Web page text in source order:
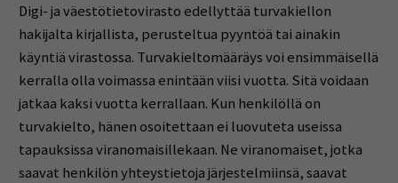
Digi- ja väestötietovirasto edellyttää turvakiellon
hakijalta kirjallista, perusteltua pyyntöä tai ainakin
käyntiä virastossa. Turvakieltomääräys voi ensimmäisellä
kerralla olla voimassa enintään viisi vuotta. Sitä voidaan
jatkaa kaksi vuotta kerrallaan. Kun henkilöllä on
turvakielto, hänen osoitettaan ei luovuteta useissa
tapauksissa viranomaisillekaan. Ne viranomaiset, jotka
saavat henkilön yhteystietoja järjestelmiinsä, saavat